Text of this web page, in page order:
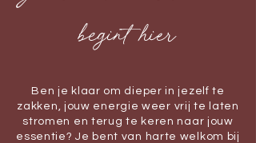
begint hier
Ben je klaar om dieper in jezelf te
zakken, jouw energie weer vrij te laten
stromen en terug te keren naar jouw
essentie? Je bent van harte welkom bij